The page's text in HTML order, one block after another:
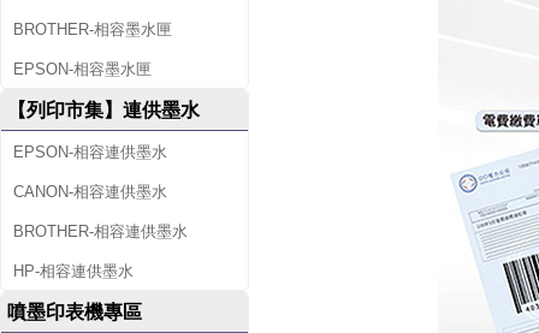
BROTHER-相容墨水匣
EPSON-相容墨水匣
【列印市集】連供墨水
EPSON-相容連供墨水
CANON-相容連供墨水
BROTHER-相容連供墨水
HP-相容連供墨水
噴墨印表機專區